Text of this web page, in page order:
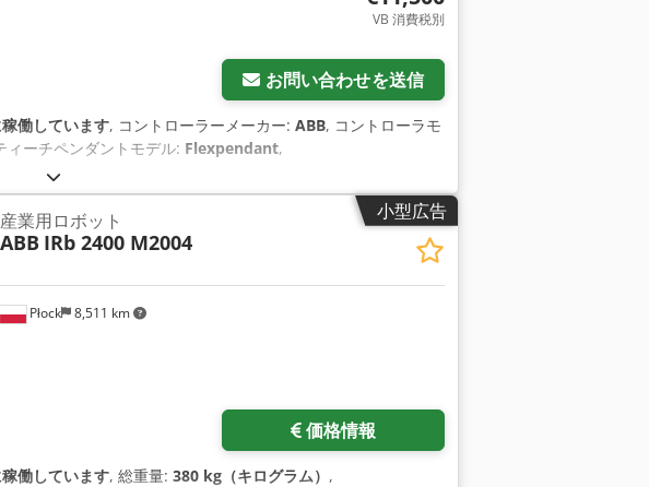
さらに画像をリクエスト
VB 消費税別
お問い合わせを送信
働しています, コントローラーメーカー: ABB, コントローラモ
ィーチペンダントモデル: Flexpendant,
小型広告
Płock 8,511 km
産業用ロボット
ABB IRb 2400 M2004
価格情報
働しています, 総重量: 380 kg（キログラム） ,